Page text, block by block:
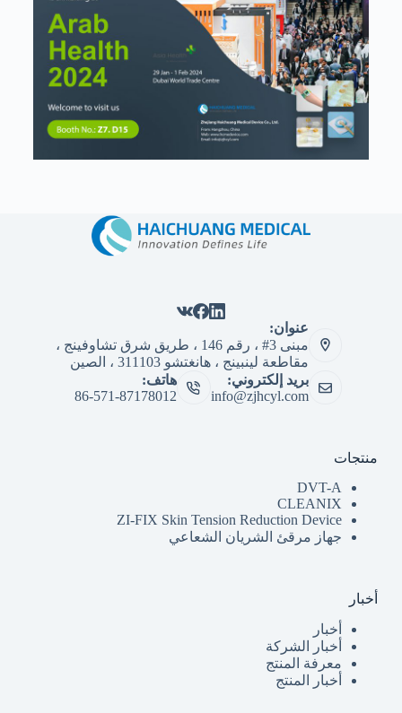
عنوان:
مبنى 3# ، رقم 146 ، طريق شرق تشاوفينج ،
مقاطعة لينبينج ، هانغتشو 311103 ، الصين
بريد إلكتروني:
info@zjhcyl.com
هاتف:
86-571-87178012
منتجات
DVT-A
CLEANIX
ZI-FIX Skin Tension Reduction Device
جهاز مرقئ الشريان الشعاعي
أخبار
أخبار
أخبار الشركة
معرفة المنتج
أخبار المنتج